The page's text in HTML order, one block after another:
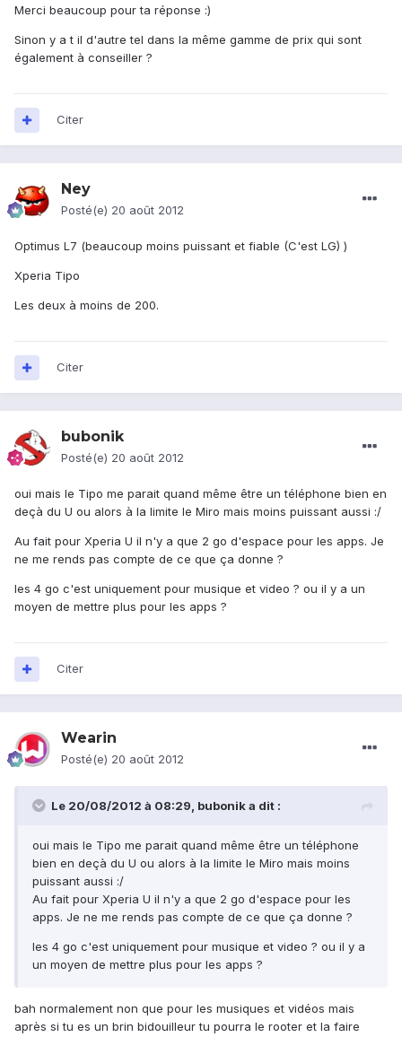
Merci beaucoup pour ta réponse :)
Sinon y a t il d'autre tel dans la même gamme de prix qui sont
également à conseiller ?
Citer
Ney
Posté(e) 20 août 2012
Optimus L7 (beaucoup moins puissant et fiable (C'est LG) )
Xperia Tipo
Les deux à moins de 200.
Citer
bubonik
Posté(e) 20 août 2012
oui mais le Tipo me parait quand même être un téléphone bien en
deçà du U ou alors à la limite le Miro mais moins puissant aussi :/
Au fait pour Xperia U il n'y a que 2 go d'espace pour les apps. Je
ne me rends pas compte de ce que ça donne ?
les 4 go c'est uniquement pour musique et video ? ou il y a un
moyen de mettre plus pour les apps ?
Citer
Wearin
Posté(e) 20 août 2012
Le 20/08/2012 à 08:29, bubonik a dit :
oui mais le Tipo me parait quand même être un téléphone
bien en deçà du U ou alors à la limite le Miro mais moins
puissant aussi :/
Au fait pour Xperia U il n'y a que 2 go d'espace pour les
apps. Je ne me rends pas compte de ce que ça donne ?
les 4 go c'est uniquement pour musique et video ? ou il y a
un moyen de mettre plus pour les apps ?
bah normalement non que pour les musiques et vidéos mais
après si tu es un brin bidouilleur tu pourra le rooter et la faire